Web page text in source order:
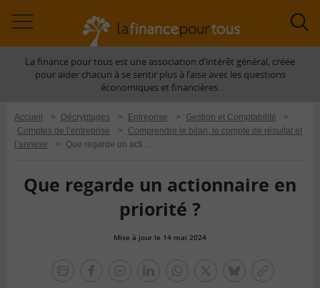
àLa finance pour tous est une association d’intérêt général, créée
pour aider chacun à se sentir plus à l’aise avec les questions
économiques et financières.
Accueil > Décryptages > Entreprise > Gestion et Comptabilité
>
Comptes de l’entreprise
>
Comprendre le bilan, le compte de résultat et
l’annexe
> Que regarde un actionnaire en priorité ?
Que regarde un actionnaire en
priorité ?
Mise à jour le 14 mai 2024